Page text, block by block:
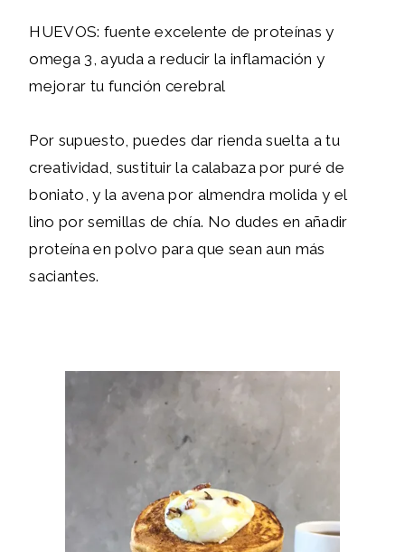
HUEVOS: fuente excelente de proteínas y
omega 3, ayuda a reducir la inflamación y
mejorar tu función cerebral
Por supuesto, puedes dar rienda suelta a tu
creatividad, sustituir la calabaza por puré de
boniato, y la avena por almendra molida y el
lino por semillas de chía. No dudes en añadir
proteína en polvo para que sean aun más
saciantes.